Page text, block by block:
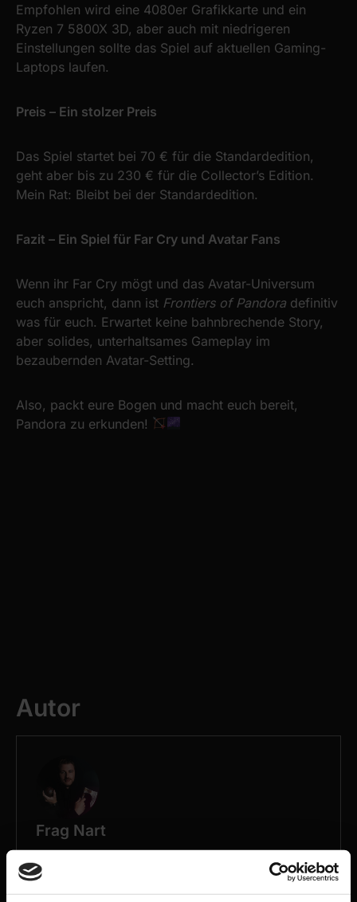
Empfohlen wird eine 4080er Grafikkarte und ein
Ryzen 7 5800X 3D, aber auch mit niedrigeren
Einstellungen sollte das Spiel auf aktuellen Gaming-
Laptops laufen.
Preis – Ein stolzer Preis
Das Spiel startet bei 70 € für die Standardedition,
geht aber bis zu 230 € für die Collector’s Edition.
Mein Rat: Bleibt bei der Standardedition.
Fazit – Ein Spiel für Far Cry und Avatar Fans
Wenn ihr Far Cry mögt und das Avatar-Universum
euch anspricht, dann ist Frontiers of Pandora definitiv
was für euch. Erwartet keine bahnbrechende Story,
aber solides, unterhaltsames Gameplay im
bezaubernden Avatar-Setting.
Also, packt eure Bogen und macht euch bereit,
Pandora zu erkunden!
Autor
Frag Nart